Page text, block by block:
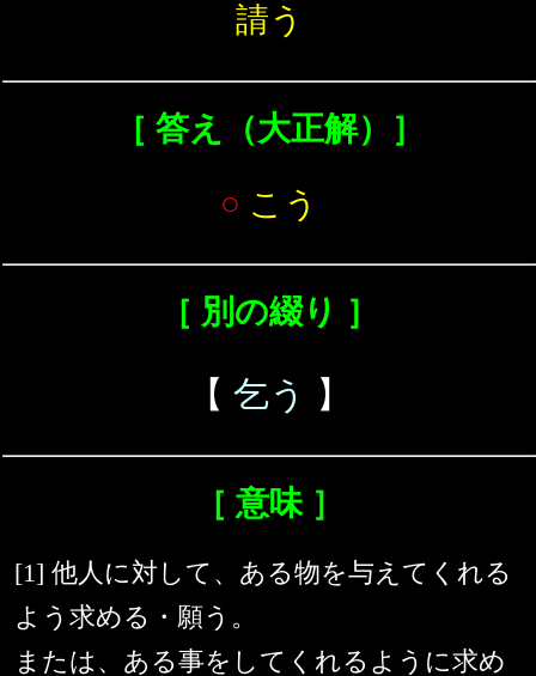
請う
［ 答え（大正解）］
○ こう
［ 別の綴り ］
【 乞う 】
［ 意味 ］
[1] 他人に対して、ある物を与えてくれる
よう求める・願う。
または、ある事をしてくれるように求め